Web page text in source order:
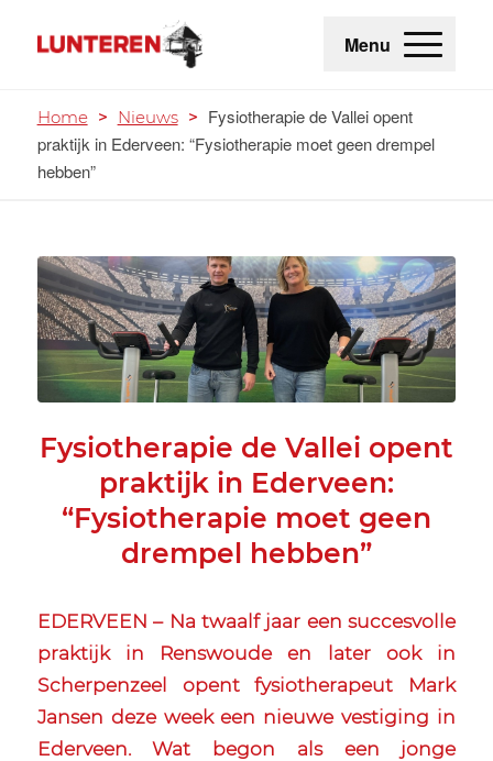
Menu
Home > Nieuws > Fysiotherapie de Vallei opent
praktijk in Ederveen: “Fysiotherapie moet geen drempel
hebben”
Fysiotherapie de Vallei opent
praktijk in Ederveen:
“Fysiotherapie moet geen
drempel hebben”
EDERVEEN – Na twaalf jaar een succesvolle
praktijk in Renswoude en later ook in
Scherpenzeel opent fysiotherapeut Mark
Jansen deze week een nieuwe vestiging in
Ederveen. Wat begon als een jonge